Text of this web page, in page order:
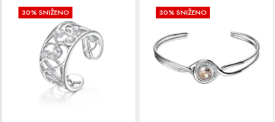
30% SNIŽENO 30% SNIŽENO